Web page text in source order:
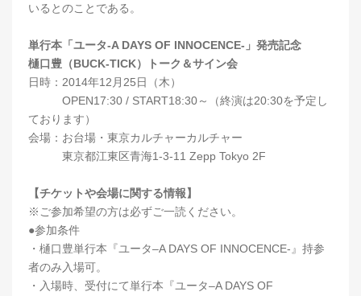
いるとのことである。
単行本「ユータ-A DAYS OF INNOCENCE-」発売記念
樋口豊（BUCK-TICK）トーク＆サイン会
日時：2014年12月25日（木）
OPEN17:30 / START18:30～（終演は20:30を予定し
ております）
会場：お台場・東京カルチャーカルチャー
東京都江東区青海1-3-11 Zepp Tokyo 2F
【チケットや会場に関する情報】
※ご参加希望の方は必ずご一読ください。
●参加条件
・樋口豊単行本『ユータ–A DAYS OF INNOCENCE-』持参
者のみ入場可。
・入場時、受付にて単行本『ユータ–A DAYS OF